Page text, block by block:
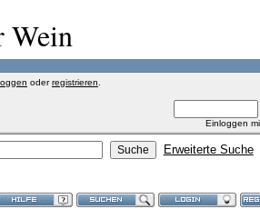
Wein
oderregistrieren
Einloggen
Erweiterte Suche